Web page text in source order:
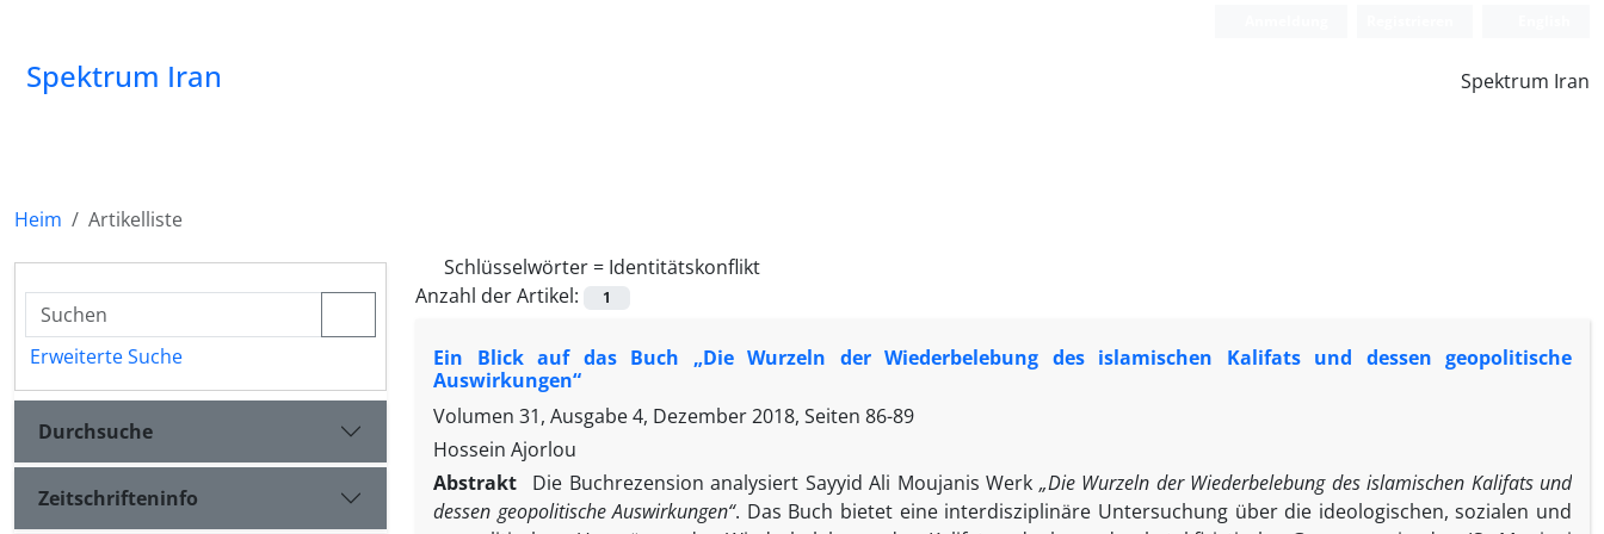
Spektrum Iran Spektrum Iran
Heim
Artikelliste
Schlüsselwörter = Identitätskonflikt
Anzahl der Artikel:
1
Ein Blick auf das Buch „Die Wurzeln der Wiederbelebung des islamischen Kalifats und dessen geopolitische
Auswirkungen“
Volumen 31, Ausgabe 4, Dezember 2018, Seiten 86-89
Hossein Ajorlou
Abstrakt
Die Buchrezension analysiert Sayyid Ali Moujanis Werk „Die Wurzeln der Wiederbelebung des islamischen Kalifats und
dessen geopolitische Auswirkungen“. Das Buch bietet eine interdisziplinäre Untersuchung über die ideologischen, sozialen und
Erweiterte Suche
Durchsuche
Zeitschrifteninfo